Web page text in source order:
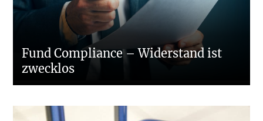
Fund Compliance – Widerstand ist
zwecklos